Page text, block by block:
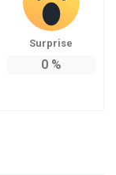
Surprise
0%